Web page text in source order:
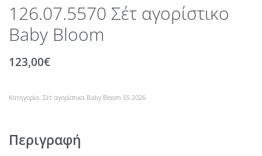
126.07.5570 Σέτ αγορίστικο
Baby Bloom
123,00€
Κατηγορία: Σέτ αγορίστικα Baby Bloom SS 2026
Περιγραφή